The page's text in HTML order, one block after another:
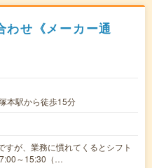
わせ《メーカー通
本駅から徒歩15分
が、業務に慣れてくるとシフト
～15:30（…